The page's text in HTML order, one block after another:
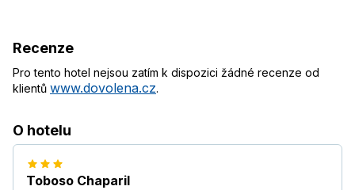
Recenze
Pro tento hotel nejsou zatím k dispozici žádné recenze od
klientů www.dovolena.cz.
O hotelu
Toboso Chaparil